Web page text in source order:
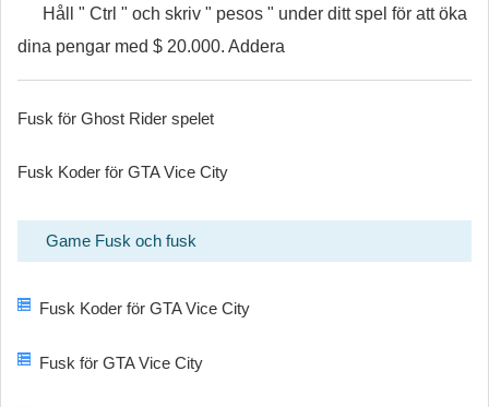
Håll " Ctrl " och skriv " pesos " under ditt spel för att öka
dina pengar med $ 20.000. Addera
Fusk för Ghost Rider spelet
Fusk Koder för GTA Vice City
Game Fusk och fusk
Fusk Koder för GTA Vice City
Fusk för GTA Vice City